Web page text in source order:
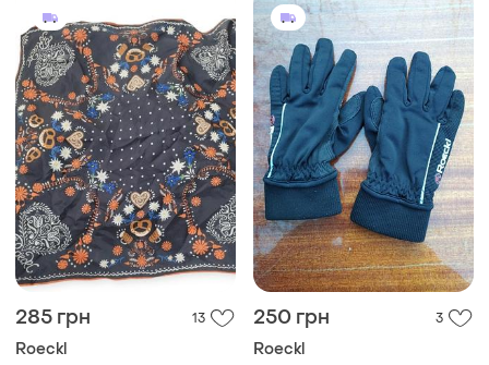
285 грн 13
Roeckl
250 грн 3
Roeckl